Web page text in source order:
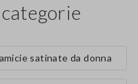
satinate da donna